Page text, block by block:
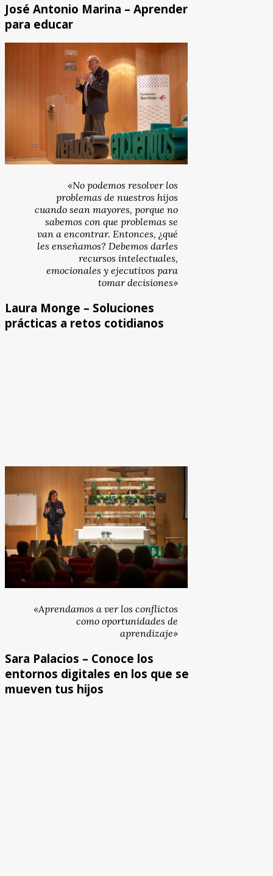
José Antonio Marina – Aprender
para educar
«No podemos resolver los
problemas de nuestros hijos
cuando sean mayores, porque no
sabemos con que problemas se
van a encontrar. Entonces, ¿qué
les enseñamos? Debemos darles
recursos intelectuales,
emocionales y ejecutivos para
tomar decisiones»
Laura Monge – Soluciones
prácticas a retos cotidianos
«Aprendamos a ver los conflictos
como oportunidades de
aprendizaje»
Sara Palacios – Conoce los
entornos digitales en los que se
mueven tus hijos